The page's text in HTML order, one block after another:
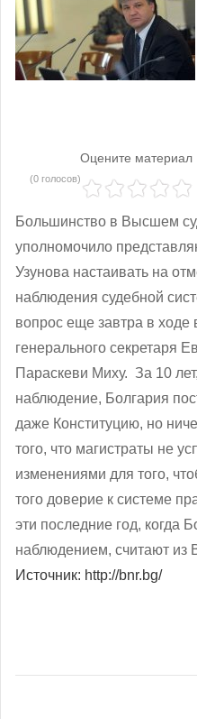
Оцените материал
(0 голосов)
Большинство в Высшем
уполномочило
Узунова настаивать на
наблюдения судебной
вопрос еще завтра в ходе
генерального секретаря
Параскеви Миху. За 10
наблюдение, Болгария
даже Конституцию, но
того, что магистраты не
изменениями для того,
того доверие к системе
эти последние год, когда
наблюдением, считают из
Источник: http://bnr.bg/